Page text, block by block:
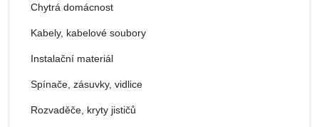
Chytrá domácnost
Kabely, kabelové soubory
Instalační materiál
Spínače, zásuvky, vidlice
Rozvaděče, kryty jističů